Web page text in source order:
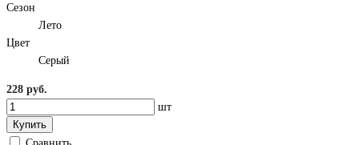
Сезон
Лето
Цвет
Серый
228 руб.
шт
Купить